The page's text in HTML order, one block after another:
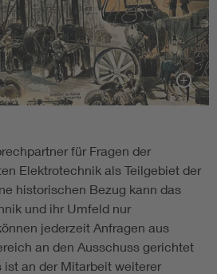
für Fragen der
Elektrotechnik als Teilgebiet der
historischen Bezug kann das
und ihr Umfeld nur
jederzeit Anfragen aus
an den Ausschuss gerichtet
ist an der Mitarbeit weiterer